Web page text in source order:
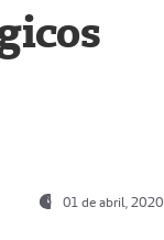
01 de abril, 2020